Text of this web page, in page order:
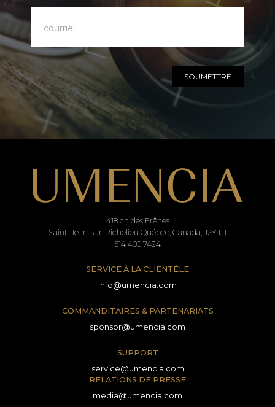
SOUMETTRE
418 ch des Frênes
Saint-Jean-sur-Richelieu Québec, Canada, J2Y 1J1
514 400 7424
SERVICE À LA CLIENTÈLE
info@umencia.com
COMMANDITAIRES & PARTENARIATS
sponsor@umencia.com
SUPPORT
service@umencia.com
RELATIONS DE PRESSE
media@umencia.com